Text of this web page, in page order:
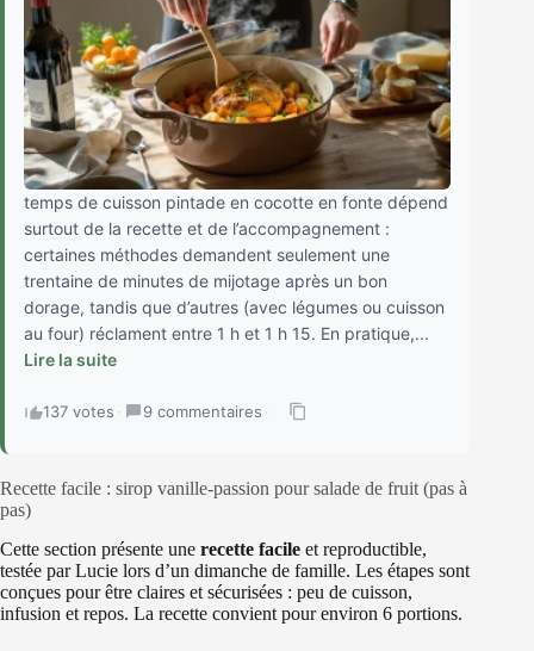
temps de cuisson pintade en cocotte en fonte dépend
surtout de la recette et de l’accompagnement :
certaines méthodes demandent seulement une
trentaine de minutes de mijotage après un bon
dorage, tandis que d’autres (avec légumes ou cuisson
au four) réclament entre 1 h et 1 h 15. En pratique,...
Lire la suite
137 votes · 9 commentaires ·
Recette facile : sirop vanille-passion pour salade de fruit (pas à
pas)
Cette section présente une recette facile et reproductible,
testée par Lucie lors d’un dimanche de famille. Les étapes sont
conçues pour être claires et sécurisées : peu de cuisson,
infusion et repos. La recette convient pour environ 6 portions.